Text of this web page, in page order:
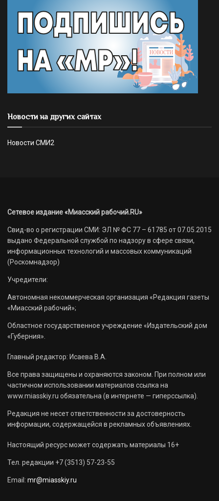
Новости на других сайтах
Новости СМИ2
Сетевое издание «Миасский рабочий.RU»
Свид-во о регистрации СМИ: ЭЛ № ФС 77 – 61785 от 07.05.2015
выдано Федеральной службой по надзору в сфере связи,
информационных технологий и массовых коммуникаций
(Роскомнадзор)
Учредители:
Автономная некоммерческая организация «Редакция газеты
«Миасский рабочий»;
Областное государственное учреждение «Издательский дом
«Губерния».
Главный редактор: Исаева В.А.
Все права защищены и охраняются законом. При полном или
частичном использовании материалов ссылка на
www.miasskiy.ru обязательна (в интернете — гиперссылка).
Редакция не несет ответственности за достоверность
информации, содержащейся в рекламных объявлениях.
Настоящий ресурс может содержать материалы 16+
Тел. редакции +7 (3513) 57-23-55
Email: mr@miasskiy.ru